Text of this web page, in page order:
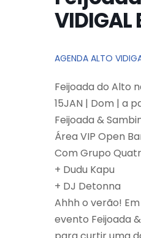
VIDIGAL
AGENDA ALTO
Feijoada do Alto
15JAN | Dom | a
Feijoada &
Área VIP Open
Com Grupo
+ Dudu Kapu
+ DJ Detonna
Ahhh o verão!
evento Feijoada